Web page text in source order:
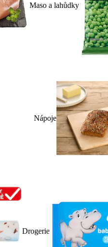
Maso a lahůdky
Nápoje
Drogerie